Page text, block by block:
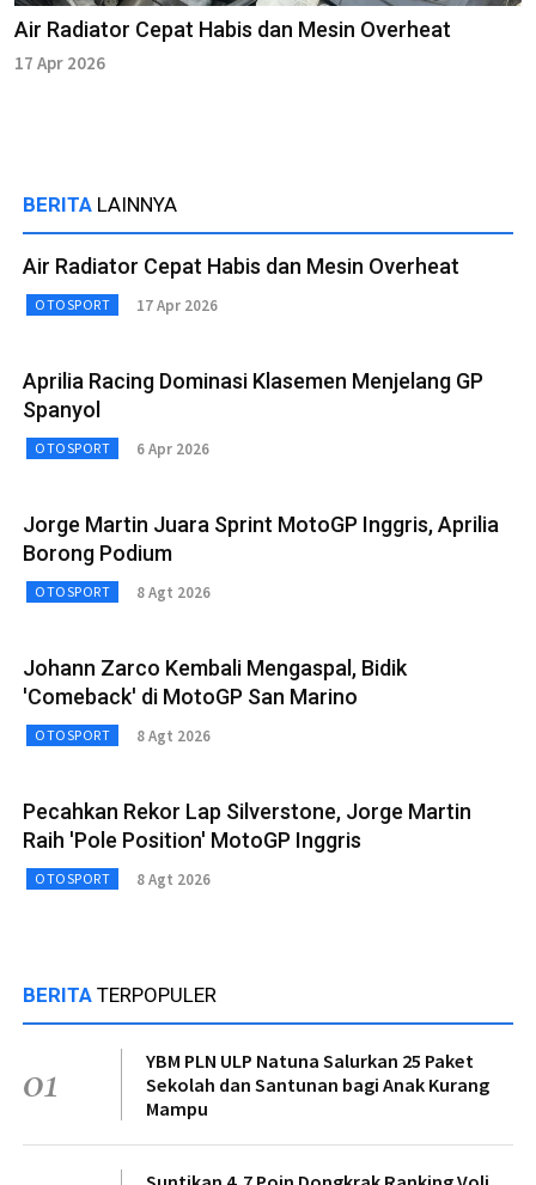
Air Radiator Cepat Habis dan Mesin Overheat
17 Apr 2026
BERITA LAINNYA
Air Radiator Cepat Habis dan Mesin Overheat
OTOSPORT 17 Apr 2026
Aprilia Racing Dominasi Klasemen Menjelang GP
Spanyol
OTOSPORT 6 Apr 2026
Jorge Martin Juara Sprint MotoGP Inggris, Aprilia
Borong Podium
OTOSPORT 8 Agt 2026
Johann Zarco Kembali Mengaspal, Bidik
'Comeback' di MotoGP San Marino
OTOSPORT 8 Agt 2026
Pecahkan Rekor Lap Silverstone, Jorge Martin
Raih 'Pole Position' MotoGP Inggris
OTOSPORT 8 Agt 2026
BERITA TERPOPULER
01
YBM PLN ULP Natuna Salurkan 25 Paket
Sekolah dan Santunan bagi Anak Kurang
Mampu